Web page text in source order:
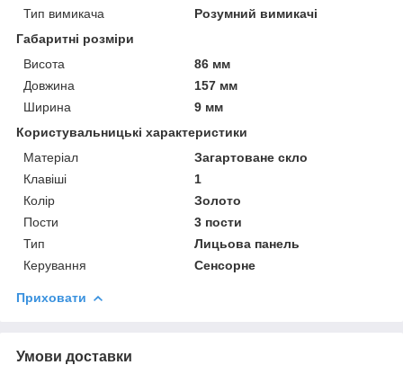
Тип вимикача
Розумний вимикачі
Габаритні розміри
Висота
86 мм
Довжина
157 мм
Ширина
9 мм
Користувальницькі характеристики
Матеріал
Загартоване скло
Клавіші
1
Колір
Золото
Пости
3 пости
Тип
Лицьова панель
Керування
Сенсорне
Приховати
Умови доставки